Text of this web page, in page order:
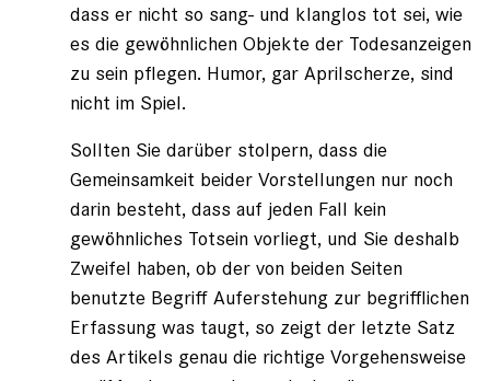
dass er nicht so sang- und klanglos tot sei, wie
es die gewöhnlichen Objekte der Todesanzeigen
zu sein pflegen. Humor, gar Aprilscherze, sind
nicht im Spiel.
Sollten Sie darüber stolpern, dass die
Gemeinsamkeit beider Vorstellungen nur noch
darin besteht, dass auf jeden Fall kein
gewöhnliches Totsein vorliegt, und Sie deshalb
Zweifel haben, ob der von beiden Seiten
benutzte Begriff Auferstehung zur begrifflichen
Erfassung was taugt, so zeigt der letzte Satz
des Artikels genau die richtige Vorgehensweise